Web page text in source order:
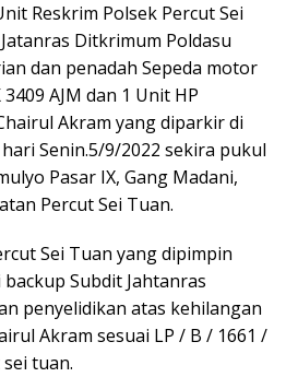
Reskrim Polsek Percut Sei
Ditkrimum Poldasu
dan penadah Sepeda motor
AJM dan 1 Unit HP
Akram yang diparkir di
Senin.5/9/2022 sekira pukul
Pasar IX, Gang Madani,
Percut Sei Tuan.
Sei Tuan yang dipimpin
Subdit Jahtanras
penyelidikan atas kehilangan
Akram sesuai LP / B / 1661 /
sei tuan.